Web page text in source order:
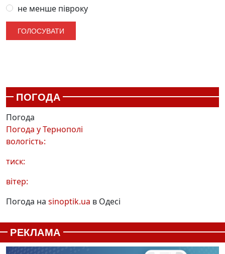
не менше півроку
ПОГОДА
Погода
Погода уТернополі
вологість:
тиск:
вітер:
Погода на sinoptik.ua в Одесі
РЕКЛАМА